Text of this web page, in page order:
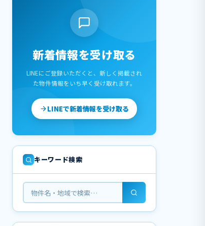
新着情報を受け取る
LINEにご登録いただくと、新しく掲載され
た物件情報をいち早く受け取れます。
LINEで新着情報を受け取る
キーワード検索